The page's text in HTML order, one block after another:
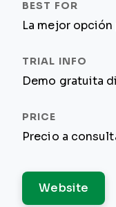
La mejor
Demo gratuita
Precio a
Website